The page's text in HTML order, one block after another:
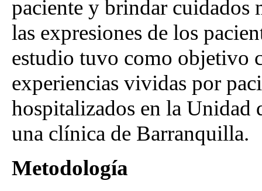
paciente y brindar cuidados
las expresiones de los
estudio tuvo como objetivo
experiencias vividas por
hospitalizados en la
una clínica de Barranquilla.
Metodología